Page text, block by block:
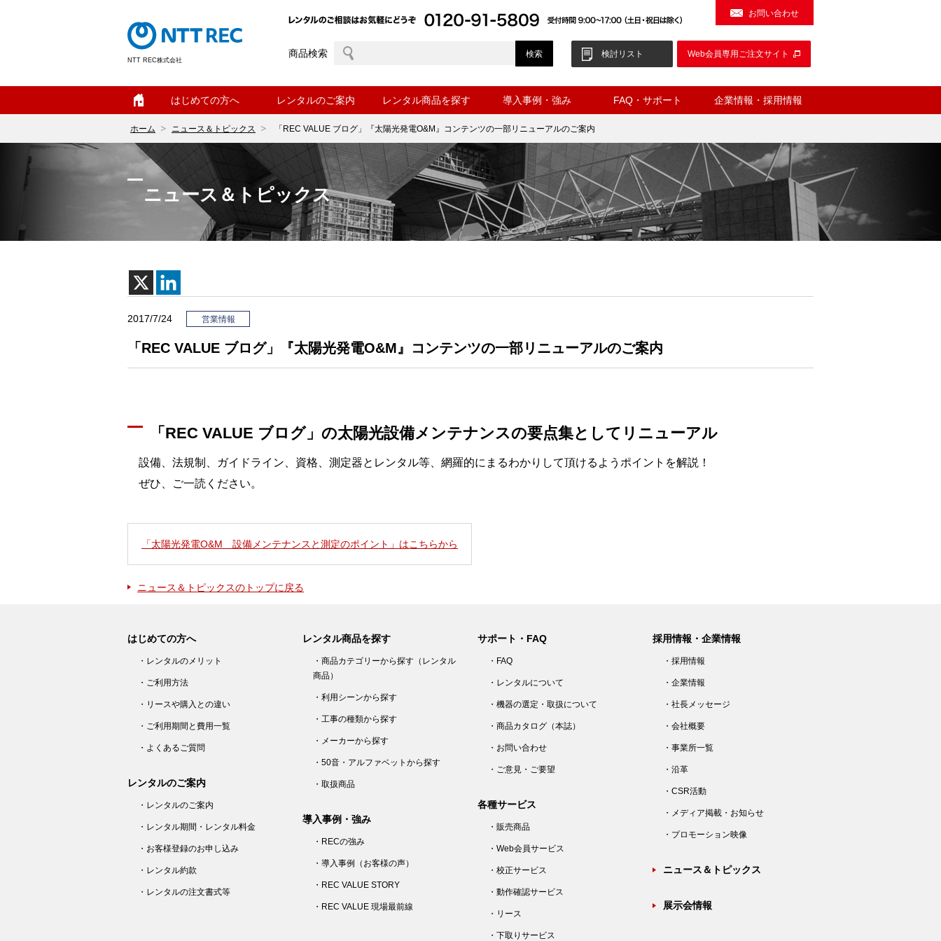
NTT REC株式会社
お問い合わせ
商品検索 検討リスト Web会員専用ご注文サイト
はじめての方へ レンタルのご案内 レンタル商品を探す 導入事例・強み FAQ・サポート 企業情報・採用情報
ホーム ニュース＆トピックス 「REC VALUE ブログ」『太陽光発電O&M』コンテンツの一部リニューアルのご案内
ニュース＆トピックス
2017/7/24 営業情報
「REC VALUE ブログ」『太陽光発電O&M』コンテンツの一部リニューアルのご案内
「REC VALUE ブログ」の太陽光設備メンテナンスの要点集としてリニューアル
設備、法規制、ガイドライン、資格、測定器とレンタル等、網羅的にまるわかりして頂けるようポイントを解説！
ぜひ、ご一読ください。
「太陽光発電O&M 設備メンテナンスと測定のポイント」はこちらから
ニュース＆トピックスのトップに戻る
はじめての方へ
・レンタルのメリット
・ご利用方法
・リースや購入との違い
・ご利用期間と費用一覧
・よくあるご質問
レンタルのご案内
・レンタルのご案内
・レンタル期間・レンタル料金
・お客様登録のお申し込み
・レンタル約款
・レンタルの注文書式等
レンタル商品を探す
・商品カテゴリーから探す（レンタル
商品）
・利用シーンから探す
・工事の種類から探す
・メーカーから探す
・50音・アルファベットから探す
・取扱商品
導入事例・強み
・RECの強み
・導入事例（お客様の声）
・REC VALUE STORY
・REC VALUE 現場最前線
サポート・FAQ
・FAQ
・レンタルについて
・機器の選定・取扱について
・商品カタログ（本誌）
・お問い合わせ
・ご意見・ご要望
各種サービス
・販売商品
・Web会員サービス
・校正サービス
・動作確認サービス
・リース
・下取りサービス
採用情報・企業情報
・採用情報
・企業情報
・社長メッセージ
・会社概要
・事業所一覧
・沿革
・CSR活動
・メディア掲載・お知らせ
・プロモーション映像
ニュース＆トピックス
展示会情報